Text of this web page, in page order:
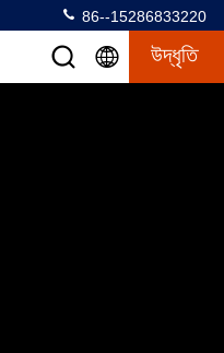
86--15286833220
উদ্ধৃতি